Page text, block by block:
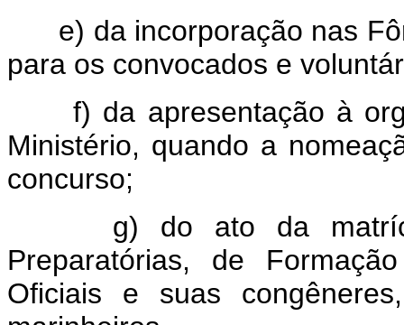
e) da incorporação nas
para os convocados e
f) da apresentação à
Ministério, quando a
concurso;
g) do ato da
Preparatórias, de
Oficiais e suas